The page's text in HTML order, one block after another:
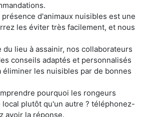
présence d'animaux nuisibles est une
les éviter très facilement, et nous
du lieu à assainir, nos collaborateurs
conseils adaptés et personnalisés
éliminer les nuisibles par de bonnes
pourquoi les rongeurs
plutôt qu'un autre ? téléphonez-
avoir la réponse.